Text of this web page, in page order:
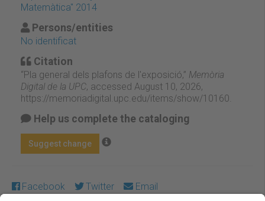
Matemàtica" 2014
Persons/entities
No identificat
Citation
“Pla general dels plafons de l'exposició,” Memòria
Digital de la UPC, accessed August 10, 2026,
https://memoriadigital.upc.edu/items/show/10160
Help us complete the cataloging
Suggest change
Facebook Twitter Email